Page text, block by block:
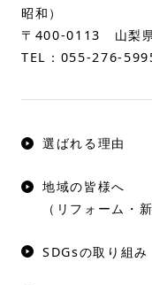
昭和）
〒400-0113 山梨
TEL： 055-276-
選ばれる理由
地域の皆様へ
（リフォーム・新
SDGsの取り組み